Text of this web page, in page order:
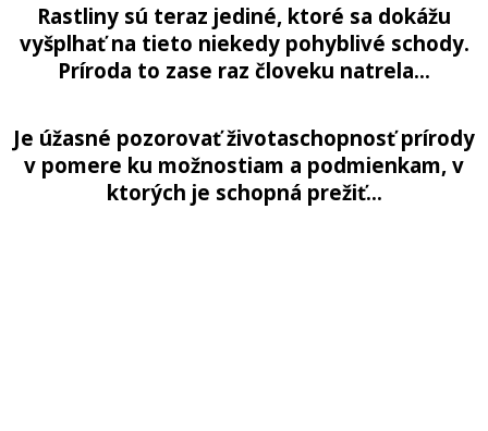
Rastliny sú teraz jediné, ktoré sa dokážu
vyšplhať na tieto niekedy pohyblivé schody.
Príroda to zase raz človeku natrela…
Je úžasné pozorovať životaschopnosť prírody
v pomere ku možnostiam a podmienkam, v
ktorých je schopná prežiť…